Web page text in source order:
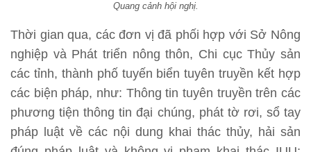
Quang cảnh hội nghị.
Thời gian qua, các đơn vị đã phối hợp với Sở Nông
nghiệp và Phát triển nông thôn, Chi cục Thủy sản
các tỉnh, thành phố tuyến biển tuyên truyền kết hợp
các biện pháp, như: Thông tin tuyên truyền trên các
phương tiện thông tin đại chúng, phát tờ rơi, sổ tay
pháp luật về các nội dung khai thác thủy, hải sản